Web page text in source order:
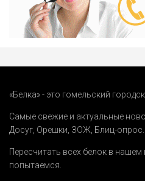
«Белка» - это гомельский
Самые свежие и актуальные
Досуг Орешки ЗОЖ Блиц-опрос
Пересчитать всех белок в
попытаемся.